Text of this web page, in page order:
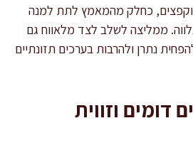
כחלק מהמאמץ לתת למנה
ממליצה לשלב לצד מלאווח גם
נתרן ולהרבות בערכים תזונתיים
דומים וזווית